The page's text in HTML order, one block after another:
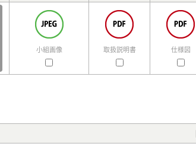
小組画像 取扱説明書 仕様図